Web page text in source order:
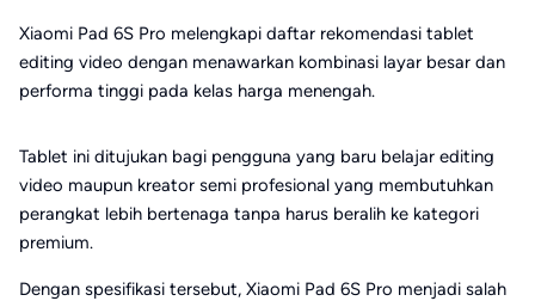
Xiaomi Pad 6S Pro melengkapi daftar rekomendasi tablet
editing video dengan menawarkan kombinasi layar besar dan
performa tinggi pada kelas harga menengah.
Tablet ini ditujukan bagi pengguna yang baru belajar editing
video maupun kreator semi profesional yang membutuhkan
perangkat lebih bertenaga tanpa harus beralih ke kategori
premium.
Dengan spesifikasi tersebut, Xiaomi Pad 6S Pro menjadi salah